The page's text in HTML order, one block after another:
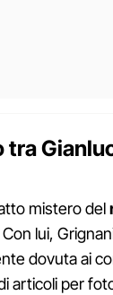
mistero del
Con lui,
dovuta ai
articoli per